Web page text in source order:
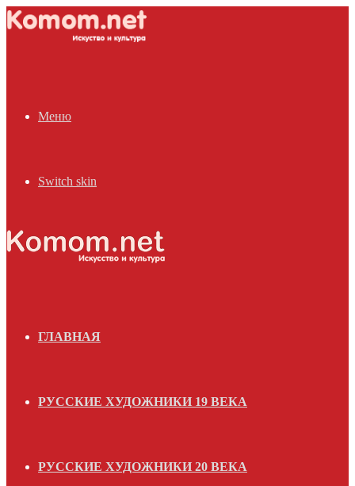
Меню
Switch skin
ГЛАВНАЯ
РУССКИЕ ХУДОЖНИКИ 19 ВЕКА
РУССКИЕ ХУДОЖНИКИ 20 ВЕКА